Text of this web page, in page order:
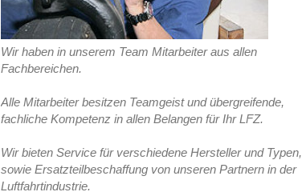
Wir haben in unserem Team Mitarbeiter aus allen
Fachbereichen.
Alle Mitarbeiter besitzen Teamgeist und übergreifende,
fachliche Kompetenz in allen Belangen für Ihr LFZ.
Wir bieten Service für verschiedene Hersteller und Typen,
sowie Ersatzteilbeschaffung von unseren Partnern in der
Luftfahrtindustrie.